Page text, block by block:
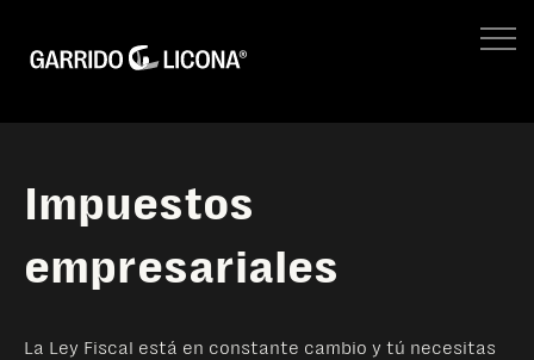
FISCAL LEGAL
No hay
Impuestos
empresariales
La Ley Fiscal está en constante cambio y tú necesitas